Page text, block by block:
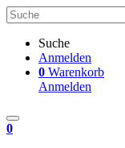
Suche
Anmelden
0 Warenkorb
Anmelden
0